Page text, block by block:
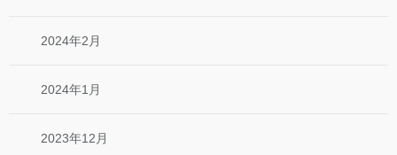
2024年2月
2024年1月
2023年12月